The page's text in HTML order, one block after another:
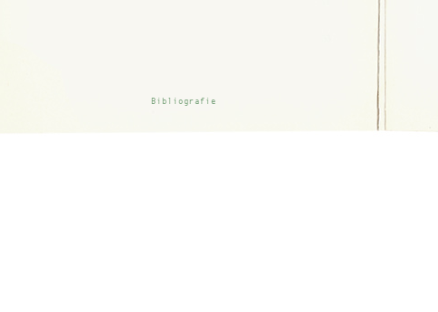
Bibliografie